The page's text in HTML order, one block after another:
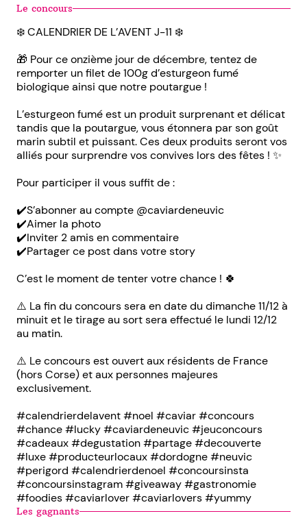
Le concours
❄️ CALENDRIER DE L’AVENT J-11 ❄️
🎁 Pour ce onzième jour de décembre, tentez de
remporter un filet de 100g d’esturgeon fumé
biologique ainsi que notre poutargue !
L’esturgeon fumé est un produit surprenant et délicat
tandis que la poutargue, vous étonnera par son goût
marin subtil et puissant. Ces deux produits seront vos
alliés pour surprendre vos convives lors des fêtes ! ✨
Pour participer il vous suffit de :
✔️S’abonner au compte @caviardeneuvic
✔️Aimer la photo
✔️Inviter 2 amis en commentaire
✔️Partager ce post dans votre story
C’est le moment de tenter votre chance ! 🍀
⚠️ La fin du concours sera en date du dimanche 11/12 à
minuit et le tirage au sort sera effectué le lundi 12/12
au matin.
⚠️ Le concours est ouvert aux résidents de France
(hors Corse) et aux personnes majeures
exclusivement.
#calendrierdelavent #noel #caviar #concours
#chance #lucky #caviardeneuvic #jeuconcours
#cadeaux #degustation #partage #decouverte
#luxe #producteurlocaux #dordogne #neuvic
#perigord #calendrierdenoel #concoursinsta
#concoursinstagram #giveaway #gastronomie
#foodies #caviarlover #caviarlovers #yummy
Les gagnants